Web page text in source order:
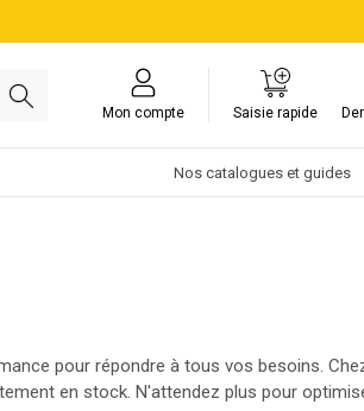
Mon compte Saisie rapide
Nos catalogues et guides
pour répondre à tous vos besoins.
en stock. N'attendez plus pour